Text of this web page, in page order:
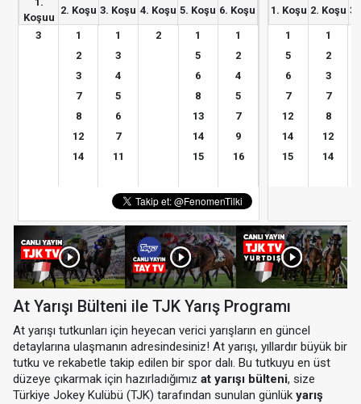
Koşuu
2. Koşu 3. Koşu 4. Koşu 5. Koşu 6. Koşu
3
1
2
3
7
8
12
14
1
3
4
5
6
7
11
2
1
5
6
8
13
14
15
1
2
4
5
7
9
16
1. Koşu 2. Koşu 3.
1
5
6
7
12
14
15
1
2
3
7
8
12
14
At Yarışı Bülteni ile TJK Yarış Programı
At yarışı tutkunları için heyecan verici yarışların en güncel
detaylarına ulaşmanın adresindesiniz! At yarışı, yıllardır büyük bir
tutku ve rekabetle takip edilen bir spor dalı. Bu tutkuyu en üst
düzeye çıkarmak için hazırladığımızat yarışı bülteni, size
Türkiye Jokey Kulübü (TJK) tarafından sunulan günlükyarış